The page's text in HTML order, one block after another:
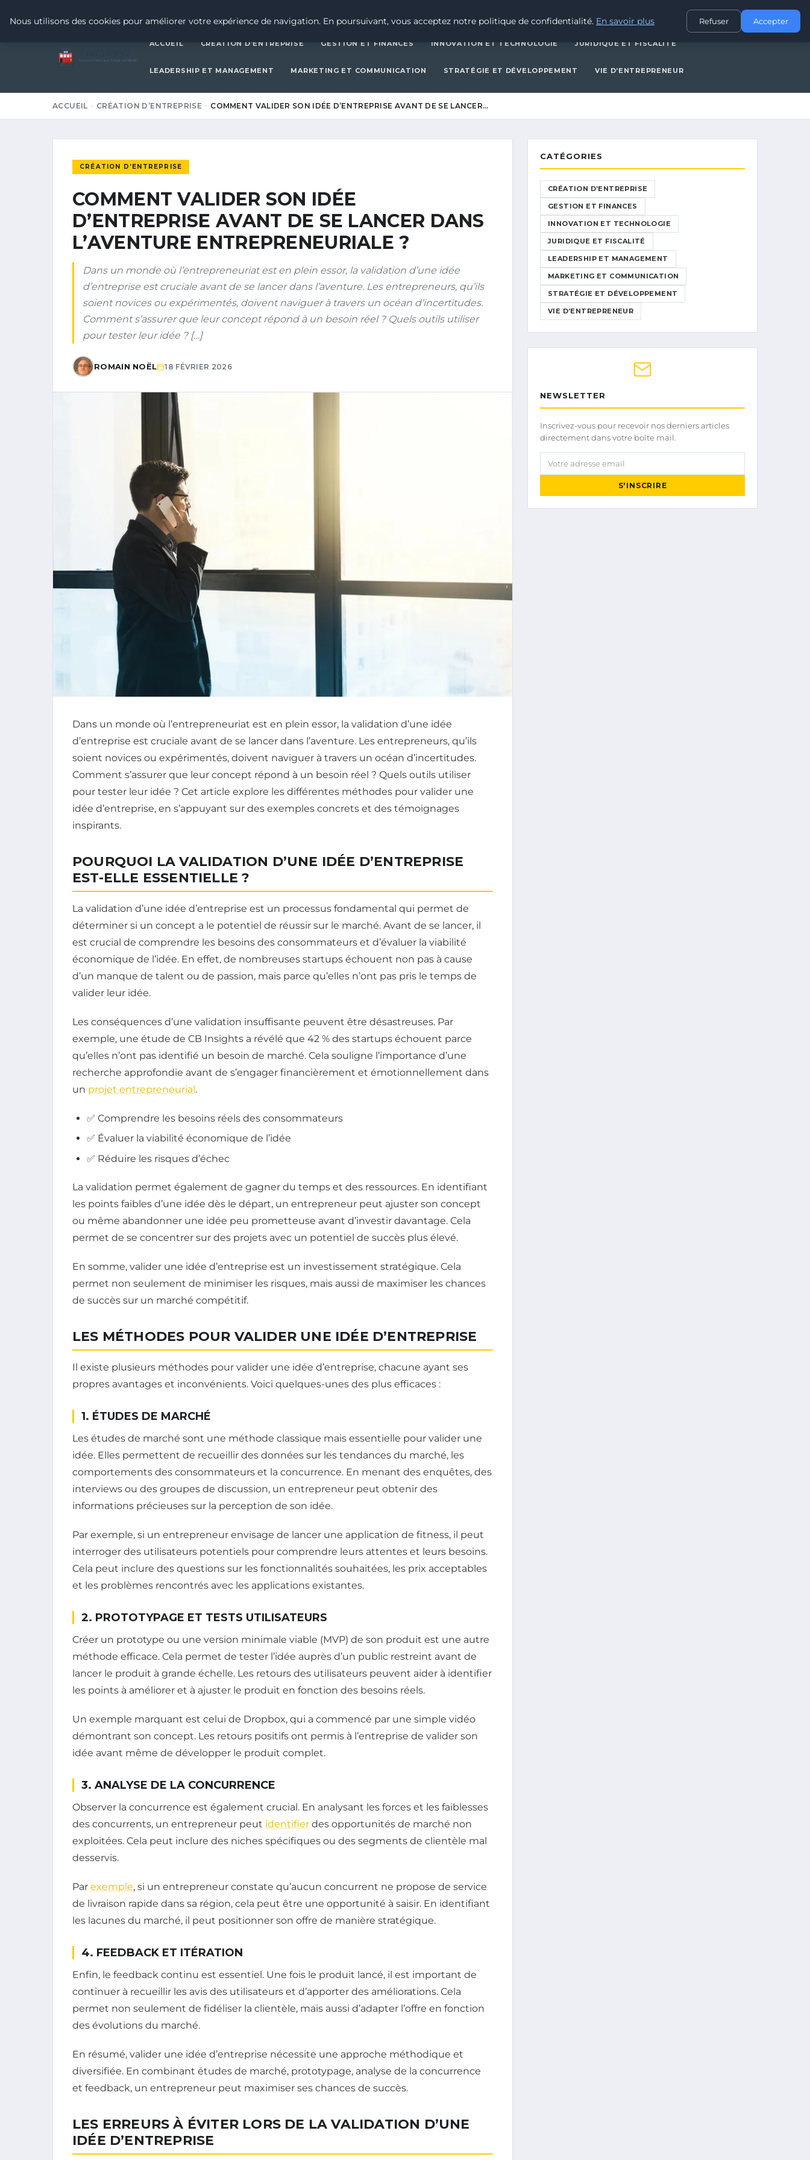
JURIDIQUE ET FISCALITÉ
7 Passion Tramway & Transport Urbain
ACCUEIL CRÉATION D’ENTREPRISE GESTION ET FINANCES INNOVATION ET TECHNOLOGIE JURIDIQUE ET FISCALITÉ
LEADERSHIP ET MANAGEMENT MARKETING ET COMMUNICATION STRATÉGIE ET DÉVELOPPEMENT VIE D’ENTREPRENEUR
ACCUEIL CRÉATION D’ENTREPRISE COMMENT VALIDER SON IDÉE D’ENTREPRISE AVANT DE SE LANCER…
CRÉATION D’ENTREPRISE
COMMENT VALIDER SON IDÉE
D’ENTREPRISE AVANT DE SE LANCER DANS
L’AVENTURE ENTREPRENEURIALE ?
Dans un monde où l’entrepreneuriat est en plein essor, la validation d’une idée
d’entreprise est cruciale avant de se lancer dans l’aventure. Les entrepreneurs, qu’ils
soient novices ou expérimentés, doivent naviguer à travers un océan d’incertitudes.
Comment s’assurer que leur concept répond à un besoin réel ? Quels outils utiliser
pour tester leur idée ? […]
ROMAIN NOËL 18 FÉVRIER 2026
Dans un monde où l’entrepreneuriat est en plein essor, la validation d’une idée
d’entreprise est cruciale avant de se lancer dans l’aventure. Les entrepreneurs, qu’ils
soient novices ou expérimentés, doivent naviguer à travers un océan d’incertitudes.
Comment s’assurer que leur concept répond à un besoin réel ? Quels outils utiliser
pour tester leur idée ? Cet article explore les différentes méthodes pour valider une
idée d’entreprise, en s’appuyant sur des exemples concrets et des témoignages
inspirants.
POURQUOI LA VALIDATION D’UNE IDÉE D’ENTREPRISE
EST-ELLE ESSENTIELLE ?
La validation d’une idée d’entreprise est un processus fondamental qui permet de
déterminer si un concept a le potentiel de réussir sur le marché. Avant de se lancer, il
est crucial de comprendre les besoins des consommateurs et d’évaluer la viabilité
économique de l’idée. En effet, de nombreuses startups échouent non pas à cause
d’un manque de talent ou de passion, mais parce qu’elles n’ont pas pris le temps de
valider leur idée.
Les conséquences d’une validation insuffisante peuvent être désastreuses. Par
exemple, une étude de CB Insights a révélé que 42 % des startups échouent parce
qu’elles n’ont pas identifié un besoin de marché. Cela souligne l’importance d’une
recherche approfondie avant de s’engager financièrement et émotionnellement dans
un projet entrepreneurial.
✅ Comprendre les besoins réels des consommateurs
✅ Évaluer la viabilité économique de l’idée
✅ Réduire les risques d’échec
La validation permet également de gagner du temps et des ressources. En identifiant
les points faibles d’une idée dès le départ, un entrepreneur peut ajuster son concept
ou même abandonner une idée peu prometteuse avant d’investir davantage. Cela
permet de se concentrer sur des projets avec un potentiel de succès plus élevé.
En somme, valider une idée d’entreprise est un investissement stratégique. Cela
permet non seulement de minimiser les risques, mais aussi de maximiser les chances
de succès sur un marché compétitif.
LES MÉTHODES POUR VALIDER UNE IDÉE D’ENTREPRISE
Il existe plusieurs méthodes pour valider une idée d’entreprise, chacune ayant ses
propres avantages et inconvénients. Voici quelques-unes des plus efficaces :
1. ÉTUDES DE MARCHÉ
Les études de marché sont une méthode classique mais essentielle pour valider une
idée. Elles permettent de recueillir des données sur les tendances du marché, les
comportements des consommateurs et la concurrence. En menant des enquêtes, des
interviews ou des groupes de discussion, un entrepreneur peut obtenir des
informations précieuses sur la perception de son idée.
Par exemple, si un entrepreneur envisage de lancer une application de fitness, il peut
interroger des utilisateurs potentiels pour comprendre leurs attentes et leurs besoins.
Cela peut inclure des questions sur les fonctionnalités souhaitées, les prix acceptables
et les problèmes rencontrés avec les applications existantes.
2. PROTOTYPAGE ET TESTS UTILISATEURS
Créer un prototype ou une version minimale viable (MVP) de son produit est une autre
méthode efficace. Cela permet de tester l’idée auprès d’un public restreint avant de
lancer le produit à grande échelle. Les retours des utilisateurs peuvent aider à identifier
les points à améliorer et à ajuster le produit en fonction des besoins réels.
Un exemple marquant est celui de Dropbox, qui a commencé par une simple vidéo
démontrant son concept. Les retours positifs ont permis à l’entreprise de valider son
idée avant même de développer le produit complet.
3. ANALYSE DE LA CONCURRENCE
Observer la concurrence est également crucial. En analysant les forces et les faiblesses
des concurrents, un entrepreneur peut identifier des opportunités de marché non
exploitées. Cela peut inclure des niches spécifiques ou des segments de clientèle mal
desservis.
Par exemple, si un entrepreneur constate qu’aucun concurrent ne propose de service
de livraison rapide dans sa région, cela peut être une opportunité à saisir. En identifiant
les lacunes du marché, il peut positionner son offre de manière stratégique.
4. FEEDBACK ET ITÉRATION
Enfin, le feedback continu est essentiel. Une fois le produit lancé, il est important de
continuer à recueillir les avis des utilisateurs et d’apporter des améliorations. Cela
permet non seulement de fidéliser la clientèle, mais aussi d’adapter l’offre en fonction
des évolutions du marché.
En résumé, valider une idée d’entreprise nécessite une approche méthodique et
diversifiée. En combinant études de marché, prototypage, analyse de la concurrence
et feedback, un entrepreneur peut maximiser ses chances de succès.
LES ERREURS À ÉVITER LORS DE LA VALIDATION D’UNE
IDÉE D’ENTREPRISE
CATÉGORIES
CRÉATION D’ENTREPRISE
GESTION ET FINANCES
INNOVATION ET TECHNOLOGIE
JURIDIQUE ET FISCALITÉ
LEADERSHIP ET MANAGEMENT
MARKETING ET COMMUNICATION
STRATÉGIE ET DÉVELOPPEMENT
VIE D’ENTREPRENEUR
NEWSLETTER
Inscrivez-vous pour recevoir nos derniers articles
directement dans votre boîte mail.
Votre adresse email
S'INSCRIRE
Nous utilisons des cookies pour améliorer votre expérience de navigation. En poursuivant, vous acceptez notre politique de confidentialité. En savoir plus Refuser Accepter